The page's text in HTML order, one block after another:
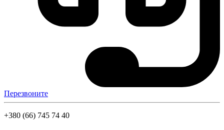
Перезвоните
+380 (66) 745 74 40